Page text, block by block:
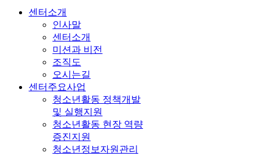
센터소개
인사말
센터소개
미션과 비전
조직도
오시는길
센터주요사업
청소년활동 정책개발
및 실행지원
청소년활동 현장 역량
증진지원
청소년정보자원관리